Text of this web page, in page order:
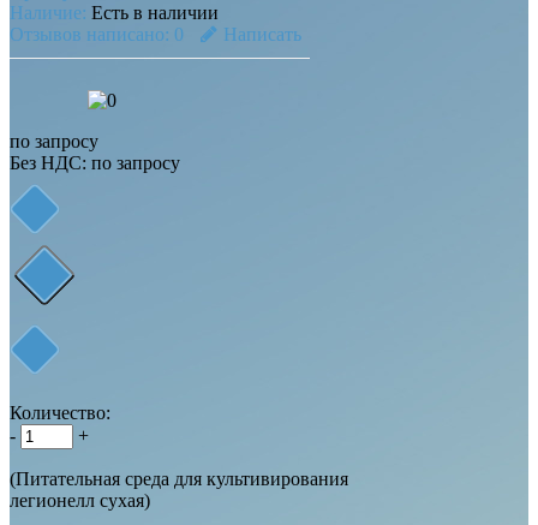
Наличие: Есть в наличии
Отзывов написано: 0 Написать
по запросу
Без НДС: по запросу
Количество:
-
+
(Питательная среда для культивирования
легионелл сухая)